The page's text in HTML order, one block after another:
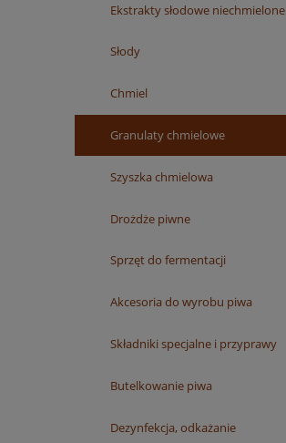
Ekstrakty słodowe niechmielone
Słody
Chmiel
Granulaty chmielowe
Szyszka chmielowa
Drożdże piwne
Sprzęt do fermentacji
Akcesoria do wyrobu piwa
Składniki specjalne i przyprawy
Butelkowanie piwa
Dezynfekcja, odkażanie